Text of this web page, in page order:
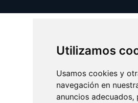
Utilizamos
Usamos cookies y
navegación en
anuncios